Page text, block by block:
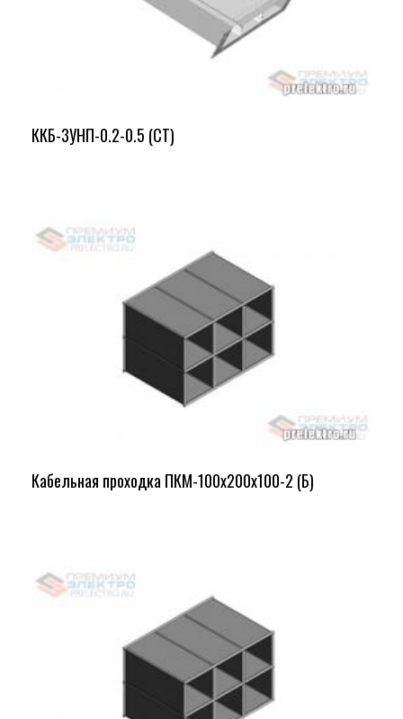
ККБ-3УНП-0.2-0.5 (СТ)
Кабельная проходка ПКМ-100х200х100-2 (Б)